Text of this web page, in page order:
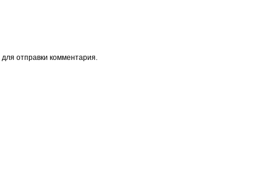
для отправки комментария.